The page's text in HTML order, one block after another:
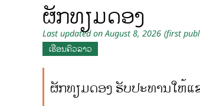
ຜັກທຽມດອງ
Last updated on August 8, 2026 (first
ເຮືອນຄົວລາວ
ຜັກທຽມດອງ ຮັບປະທານໃຫ້ແ